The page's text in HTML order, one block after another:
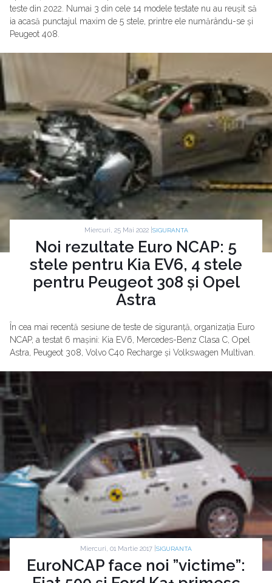
teste din 2022. Numai 3 din cele 14 modele testate nu au reușit să
ia acasă punctajul maxim de 5 stele, printre ele numărându-se și
Peugeot 408.
Miercuri, 25 Mai 2022 | SIGURANTA
Noi rezultate Euro NCAP: 5
stele pentru Kia EV6, 4 stele
pentru Peugeot 308 și Opel
Astra
În cea mai recentă sesiune de teste de siguranță, organizația Euro
NCAP, a testat 6 mașini: Kia EV6, Mercedes-Benz Clasa C, Opel
Astra, Peugeot 308, Volvo C40 Recharge și Volkswagen Multivan.
Miercuri, 01 Martie 2017 | SIGURANTA
EuroNCAP face noi ”victime”: